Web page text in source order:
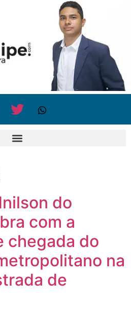
do
com a
chegada do
na
de